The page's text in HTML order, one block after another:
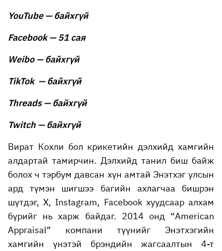
YouTube — байхгүй
Facebook — 51 сая
Weibo — байхгүй
TikTok — байхгүй
Threads — байхгүй
Twitch — байхгүй
Вират Кохли бол крикетийн дэлхийд хамгийн
алдартай тамирчин. Дэлхийд танил биш байж
болох ч тэрбум давсан хүн амтай Энэтхэг улсын
ард түмэн шигшээ багийн ахлагчаа бишрэн
шүтдэг, X, Instagram, Facebook хуудсаар алхам
бүрийг нь харж байдаг. 2014 онд “American
Appraisal” компани түүнийг Энэтхэгийн
хамгийн үнэтэй брэндийн жагсаалтын 4-т